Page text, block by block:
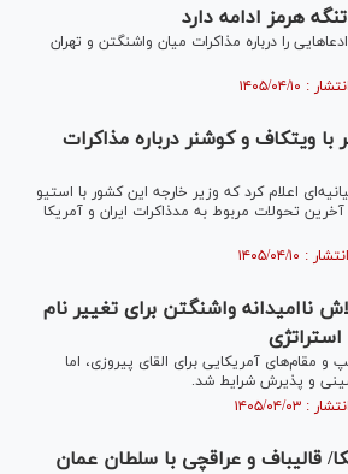
هرمز ادامه دارد
را درباره مذاکرات میان واشنگتن و تهران
با ویتکاف و کوشنر درباره مذاکرات
اعلام کرد که وزیر خارجه این کشور با استیو
تحولات مربوط به مدذاکرات ایران و آمریکا
ناامیدانه واشنگتن برای تغییر نام
و مقام‌های آمریکایی برای القای پیروزی، اما
و پذیرش شرایط شد.
قالیباف و عراقچی با سلطان عمان